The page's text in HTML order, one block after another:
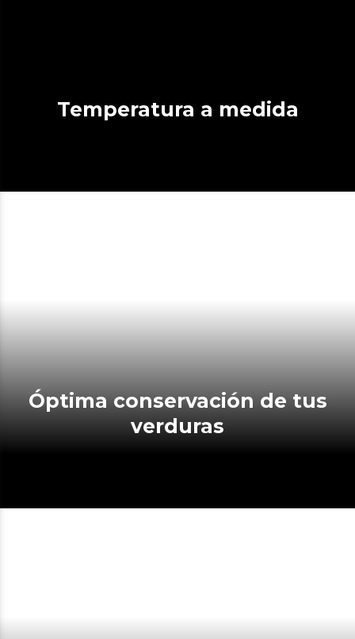
Temperatura a medida
Óptima conservación de tus
verduras